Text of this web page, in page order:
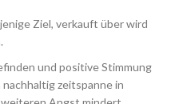
Ziel, verkauft über wird
und positive Stimmung
zeitspanne in